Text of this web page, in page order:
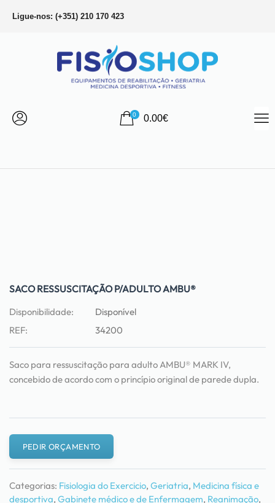
Ligue-nos: (+351) 210 170 423
0 0.00€
SACO RESSUSCITAÇÃO P/ADULTO AMBU®
Disponibilidade:
Disponível
REF:
34200
Saco para ressuscitação para adulto AMBU® MARK IV,
concebido de acordo com o princípio original de parede dupla.
PEDIR ORÇAMENTO
Categorias: Fisiologia do Exercicio, Geriatria, Medicina física e
desportiva, Gabinete médico e de Enfermagem, Reanimação,